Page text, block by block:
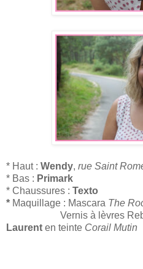
* Haut : Wendy, rue Saint
* Bas : Primark
* Chaussures : Texto
* Maquillage : Mascara The
Vernis à lèvres
Laurent en teinte Corail Mutin